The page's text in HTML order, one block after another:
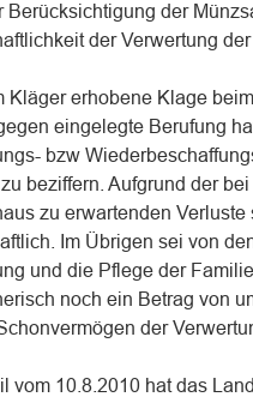
Berücksichtigung der
der Verwertung
Kläger erhobene Klage
eingelegte Berufung
bzw
beziffern. Aufgrund der
zu erwartenden
Im Übrigen sei von
und die Pflege der
noch ein Betrag von
der
vom 10.8.2010 hat das